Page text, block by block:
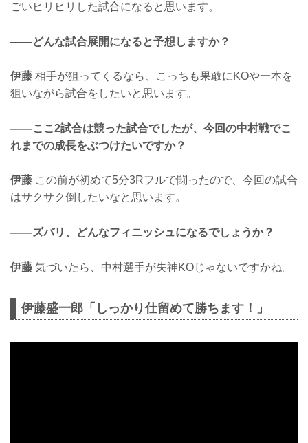
ごいヒリヒリした試合になると思います。
——どんな試合展開になると予想しますか？
伊藤 相手が狙ってくるなら、こっちも果敢にKOや一本を
狙いながら試合をしたいと思います。
——ここ2試合は競った試合でしたが、今回の中村戦でこ
れまでの成長をぶつけたいですか？
伊藤 この前が初めて5分3Rフルで闘ったので、今回の試合
はサクサク倒したいなと思います。
——ズバリ、どんなフィニッシュになるでしょうか？
伊藤 気づいたら、中村選手が失神KOじゃないですかね。
伊藤盛一郎「しっかり仕留めて勝ちます！」